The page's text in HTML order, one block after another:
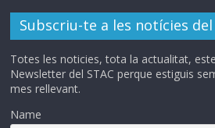
Subscriu-te a les notícies del
Totes les noticies, tota la actualitat,
Newsletter del STAC perque estiguis
mes rellevant.
Name